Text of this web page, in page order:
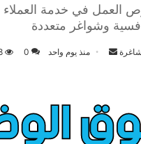
العمل في خدمة العملاء
وشواغر متعددة
ل
ب
ر
منذ يوم واحد 0